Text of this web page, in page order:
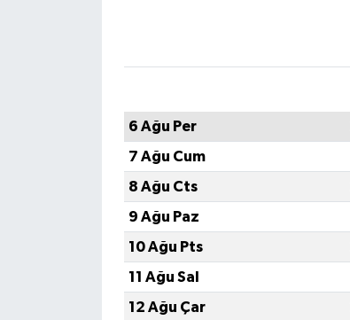
6 Ağu Per
7 Ağu Cum
8 Ağu Cts
9 Ağu Paz
10 Ağu Pts
11 Ağu Sal
12 Ağu Çar